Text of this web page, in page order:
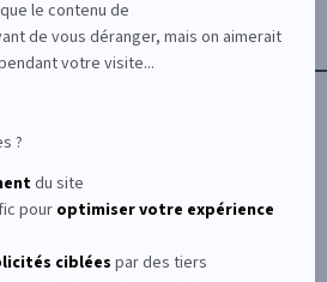
le contenu de
de vous déranger, mais on aimerait
votre visite...
?
du site
pour optimiservotre expérience
ciblées par des tiers
NOUS
ET CONDITIONS